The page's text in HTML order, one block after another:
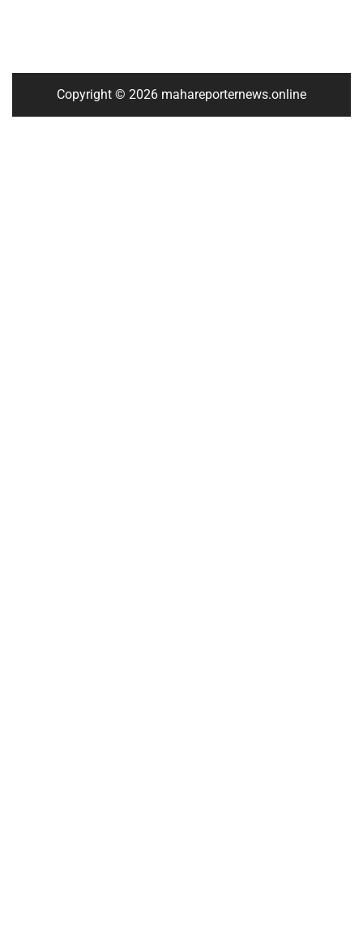
Copyright © 2026 mahareporternews.online